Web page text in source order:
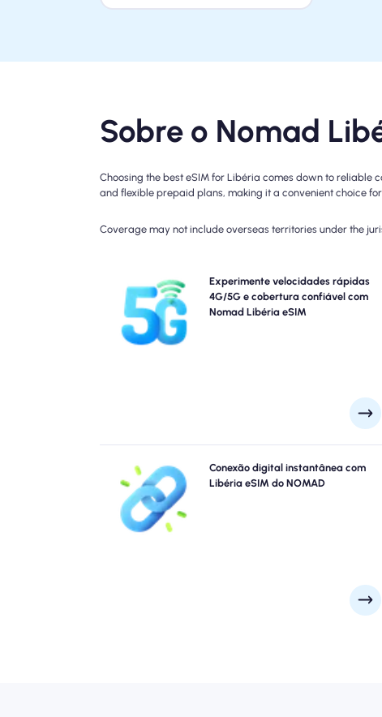
Sobre o Nomad
Choosing the best eSIM for Libéria comes down to
and flexible prepaid plans, making it a convenient choice
Coverage may not include overseas territories under the
Experimente velocidades rápidas
4G/5G e cobertura confiável com
Nomad Libéria eSIM
Experiência em conectividade Blazing-Fast 4G com o
Libéria viagens do NOMAD. Verifique os detalhes do seu
plano para obter disponibilidade e velocidade de rede
específicas, pois a cobertura pode variar de acordo
Conexão digital instantânea com
Libéria eSIM do NOMAD
Pule as filas e esqueça os sims físicos. Ative seu nômade
Libéria eSIM instantaneamente do seu dispositivo para
obter uma conectividade rápida 4G/5G. Fique on -line
no momento em que você chega ao aeroporto sem